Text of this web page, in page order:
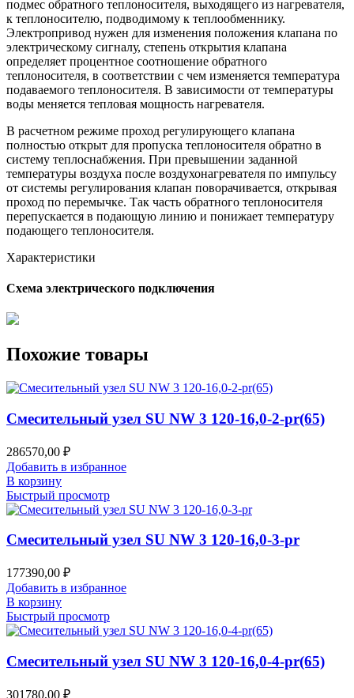
подмес обратного теплоносителя, выходящего из нагревателя,
к теплоносителю, подводимому к теплообменнику.
Электропривод нужен для изменения положения клапана по
электрическому сигналу, степень открытия клапана
определяет процентное соотношение обратного
теплоносителя, в соответствии с чем изменяется температура
подаваемого теплоносителя. В зависимости от температуры
воды меняется тепловая мощность нагревателя.
В расчетном режиме проход регулирующего клапана
полностью открыт для пропуска теплоносителя обратно в
систему теплоснабжения. При превышении заданной
температуры воздуха после воздухонагревателя по импульсу
от системы регулирования клапан поворачивается, открывая
проход по перемычке. Так часть обратного теплоносителя
перепускается в подающую линию и понижает температуру
подающего теплоносителя.
Характеристики
Схема электрического подключения
Похожие товары
Смесительный узел SU NW 3 120-16,0-2-pr(65)
286570,00 ₽
Добавить в избранное
В корзину
Быстрый просмотр
Смесительный узел SU NW 3 120-16,0-3-pr
177390,00 ₽
Добавить в избранное
В корзину
Быстрый просмотр
Смесительный узел SU NW 3 120-16,0-4-pr(65)
301780,00 ₽